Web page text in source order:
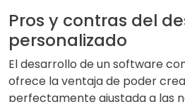
Pros y contras del
personalizado
El desarrollo de un software
ofrece la ventaja de poder
perfectamente ajustada a las